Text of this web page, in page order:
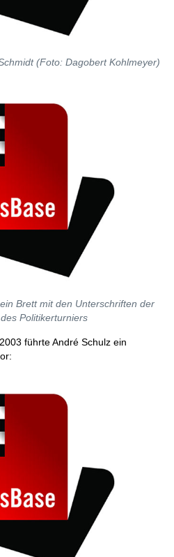
(Foto: Dagobert Kohlmeyer)
Brett mit den Unterschriften der
Politikerturniers
führte André Schulz ein